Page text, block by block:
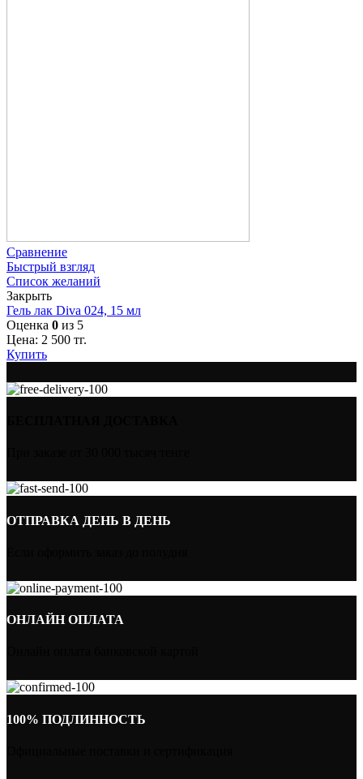
Сравнение
Быстрый взгляд
Список желаний
Закрыть
Гель лак Diva 024, 15 мл
Оценка 0 из 5
Цена: 2 500 тг.
Купить
ОТПРАВКА ДЕНЬ В ДЕНЬ
ОНЛАЙН ОПЛАТА
100% ПОДЛИННОСТЬ